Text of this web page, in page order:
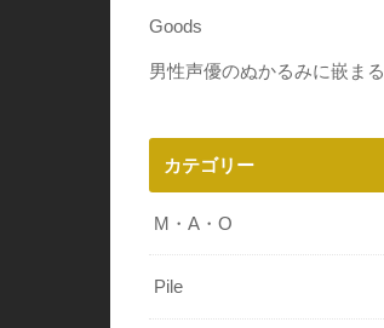
Goods
男性声優のぬかるみに嵌まる
カテゴリー
M・A・O
Pile